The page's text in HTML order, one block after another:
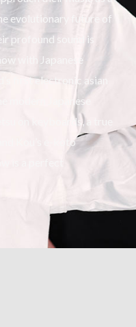
evolutionary future of
profound sound is
with Japanese
first electronic asian
modern Japanese
on keyboards, a true
Kou’s e-koto
is a perfect